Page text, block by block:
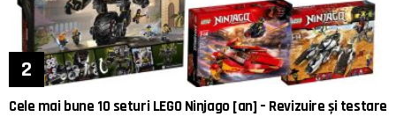
Cele mai bune 10 seturi LEGO Ninjago [an] – Revizuire și testare